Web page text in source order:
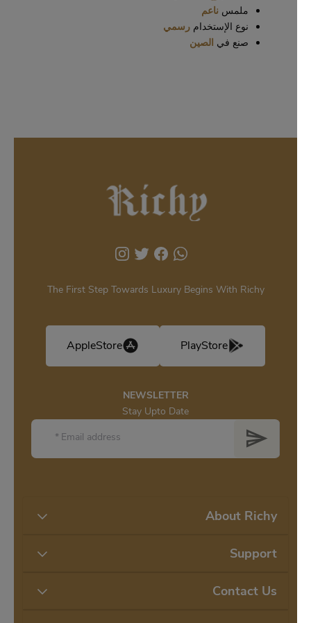
ملمسناعم
نوع الإستخدامرسمي
صنع فيالصين
The First Step Towards Luxury Begins With Richy
PlayStore
AppleStore
NEWSLETTER
Stay Upto Date
Email address
*
About Richy
Support
Contact Us